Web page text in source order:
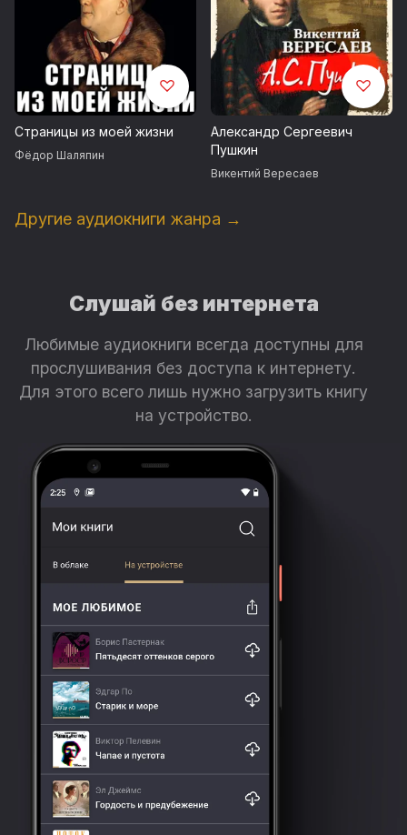
Страницы из моей жизни
Фёдор Шаляпин
Александр Сергеевич
Пушкин
Викентий Вересаев
Другие аудиокниги жанра →
Слушай без интернета
Любимые аудиокниги всегда доступны для
прослушивания без доступа к интернету.
Для этого всего лишь нужно загрузить книгу
на устройство.